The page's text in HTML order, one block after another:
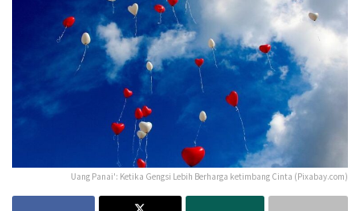
Uang Panai': Ketika Gengsi Lebih Berharga ketimbang Cinta (Pixabay.com)